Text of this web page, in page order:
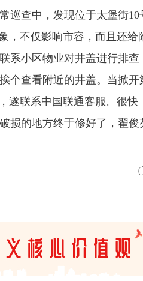
查中，发现位于太堡街10
，不仅影响市容，而且还给
系小区物业对井盖进行排查
个查看附近的井盖。当掀开
遂联系中国联通客服。很快
损的地方终于修好了，翟俊